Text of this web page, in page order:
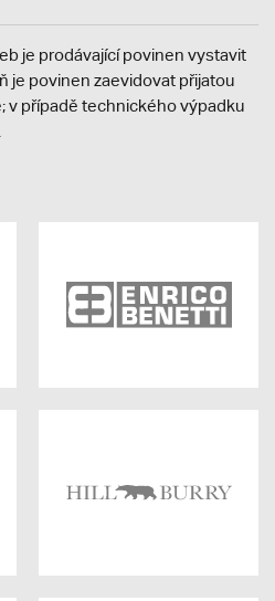
je prodávající povinen vystavit
je povinen zaevidovat přijatou
v případě technického výpadku